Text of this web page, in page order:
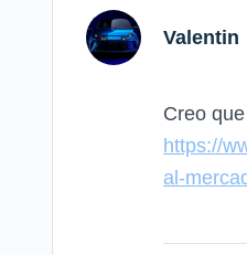
Valentin
Creo
https://
al-